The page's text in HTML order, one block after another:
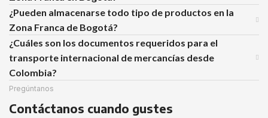
¿Pueden almacenarse todo tipo de productos en la
Zona Franca de Bogotá?
¿Cuáles son los documentos requeridos para el
transporte internacional de mercancías desde
Colombia?
Pregúntanos
Contáctanos cuando gustes